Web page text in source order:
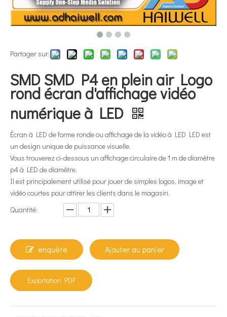
Partager sur:
SMD SMD P4 en plein air Logo
rond écran d'affichage vidéo
numérique à LED
Écran à LED de forme ronde ou affichage de la vidéo à LED LED est
un design unique de puissance visuelle.
Vous trouverez ci-dessous un affichage circulaire de 1 m de diamètre
p4 à LED de diamètre.
Il est principalement utilisé pour jouer de simples logos, image et
vidéo courtes pour attirer les clients dans le magasin.
Quantité:
enquête Ajouter au panier
Exportation PDF